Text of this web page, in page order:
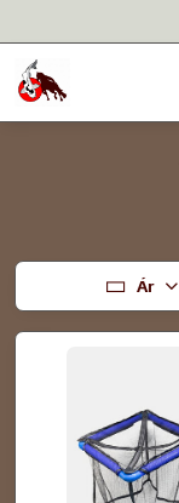
Ár